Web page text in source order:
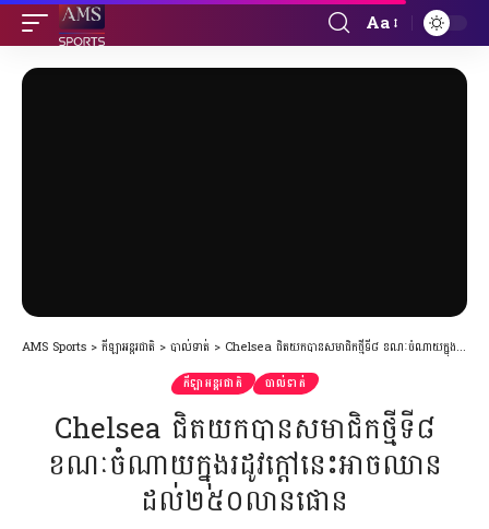
Font
Resizer
Aa
AMS Sports > កីឡាអន្តរជាតិ > បាល់ទាត់ > Chelsea ជិតយកបានសមាជិកថ្មីទី៨ ខណៈចំណាយក្នុងរដូវក្ដៅនេះអាចឈានដល់២៥០លានផោន
កីឡាអន្តរជាតិ បាល់ទាត់
Chelsea ជិតយកបានសមាជិកថ្មីទី៨
ខណៈចំណាយក្នុងរដូវក្ដៅនេះអាចឈាន
ដល់២៥០លានផោន